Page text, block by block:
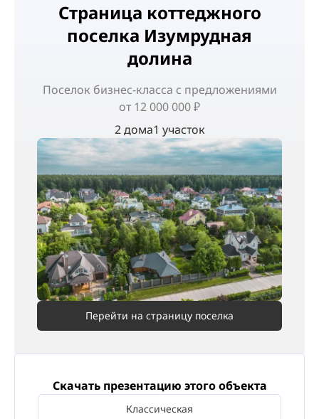
Страница коттеджного
поселка Изумрудная
долина
Поселок бизнес-класса с предложениями
от 12 000 000 ₽
2 дома1 участок
Перейти на страницу поселка
Скачать презентацию этого объекта
Классическая